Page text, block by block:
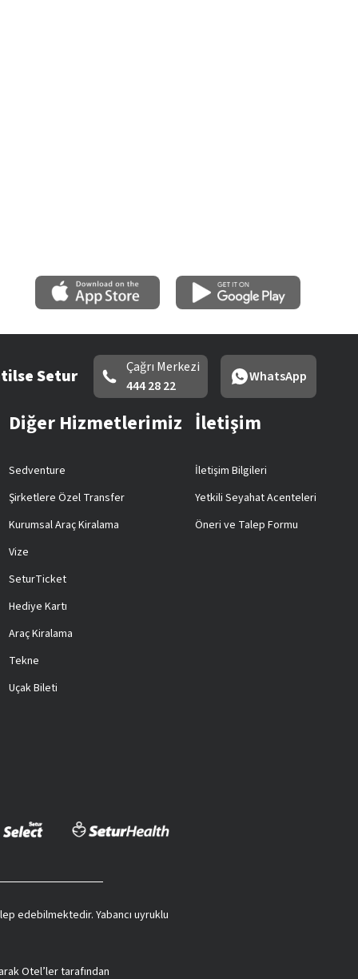
Setur
Çağrı Merkezi
444 28 22
WhatsApp
Diğer Hizmetlerimiz
Sedventure
Şirketlere Özel Transfer
Kurumsal Araç Kiralama
Vize
SeturTicket
Hediye Kartı
Araç Kiralama
Tekne
Uçak Bileti
İletişim
İletişim Bilgileri
Yetkili Seyahat Acenteleri
Öneri ve Talep Formu
edebilmektedir. Yabancı uyruklu
Otel’ler tarafından